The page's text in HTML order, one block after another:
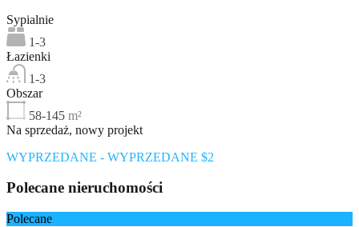
Sypialnie
1-3
Łazienki
1-3
Obszar
58-145 m²
Na sprzedaż, nowy projekt
WYPRZEDANE - WYPRZEDANE $2
Polecane nieruchomości
Polecane